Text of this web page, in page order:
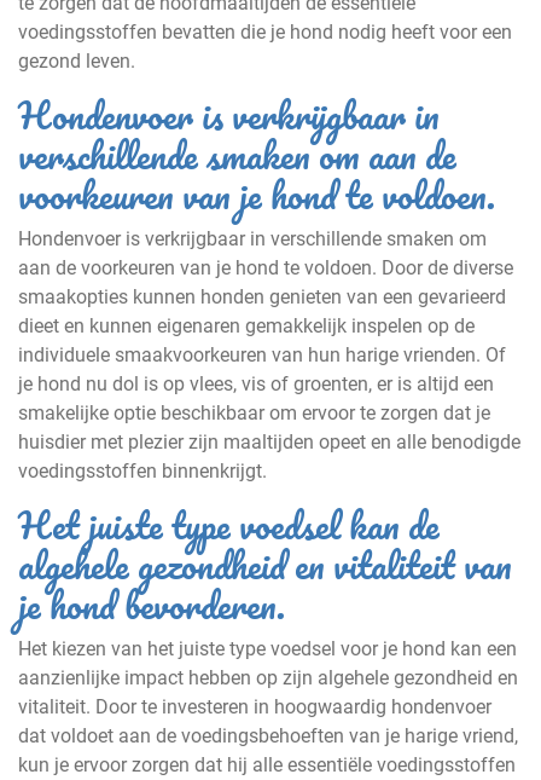
voedingsstoffen bevatten die je hond nodig heeft voor een
gezond leven.
Hondenvoer is verkrijgbaar in
verschillende smaken om aan de
voorkeuren van je hond te voldoen.
Hondenvoer is verkrijgbaar in verschillende smaken om
aan de voorkeuren van je hond te voldoen. Door de diverse
smaakopties kunnen honden genieten van een gevarieerd
dieet en kunnen eigenaren gemakkelijk inspelen op de
individuele smaakvoorkeuren van hun harige vrienden. Of
je hond nu dol is op vlees, vis of groenten, er is altijd een
smakelijke optie beschikbaar om ervoor te zorgen dat je
huisdier met plezier zijn maaltijden opeet en alle benodigde
voedingsstoffen binnenkrijgt.
Het juiste type voedsel kan de
algehele gezondheid en vitaliteit van
je hond bevorderen.
Het kiezen van het juiste type voedsel voor je hond kan een
aanzienlijke impact hebben op zijn algehele gezondheid en
vitaliteit. Door te investeren in hoogwaardig hondenvoer
dat voldoet aan de voedingsbehoeften van je harige vriend,
kun je ervoor zorgen dat hij alle essentiële voedingsstoffen